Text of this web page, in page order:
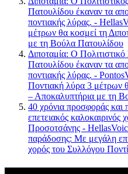
Πατουλίδου έκαναν τα
ποντιακής λύρας. -
μέτρων θα κοσμεί τη
με τη Βούλα Πατουλίδου
Διποταμία: Ο
Πατουλίδου έκαναν τα
ποντιακής λύρας. -
Ποντιακή λύρα 3 μέτρων
– Αποκαλυπτήρια με τη
40 χρόνια προσφοράς και
επετειακός
Προσοτσάνης -
παράδοσης: Με μεγάλη
χορός του Συλλόγου